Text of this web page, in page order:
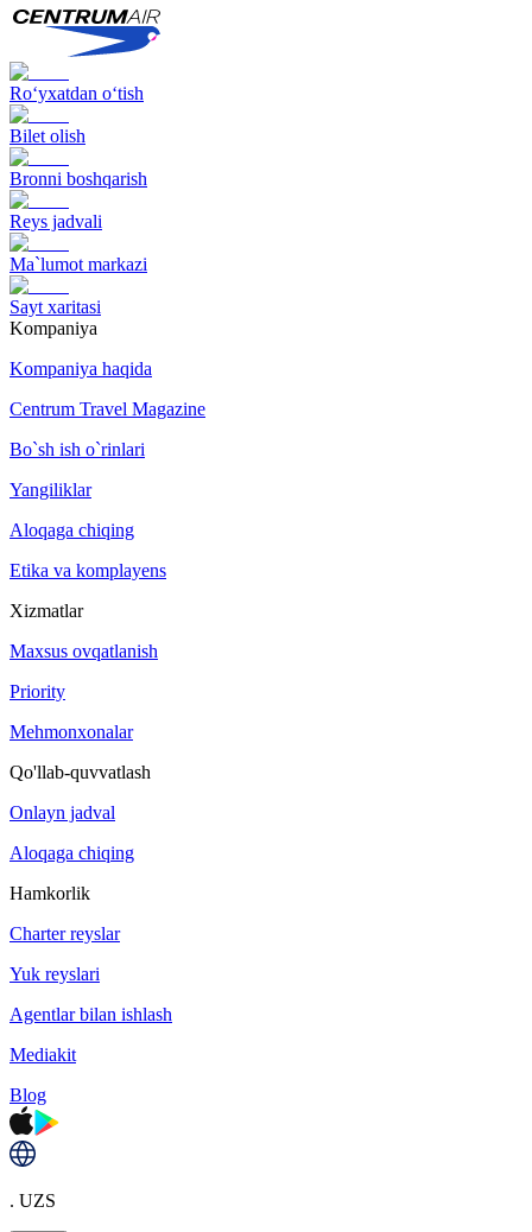
Ro‘yxatdan o‘tish
Bilet olish
Bronni boshqarish
Reys jadvali
Ma`lumot markazi
Sayt xaritasi
Kompaniya
Kompaniya haqida
Centrum Travel Magazine
Bo`sh ish o`rinlari
Yangiliklar
Aloqaga chiqing
Etika va komplayens
Xizmatlar
Maxsus ovqatlanish
Priority
Mehmonxonalar
Qo'llab-quvvatlash
Onlayn jadval
Aloqaga chiqing
Hamkorlik
Charter reyslar
Yuk reyslari
Agentlar bilan ishlash
Mediakit
Blog
. UZS